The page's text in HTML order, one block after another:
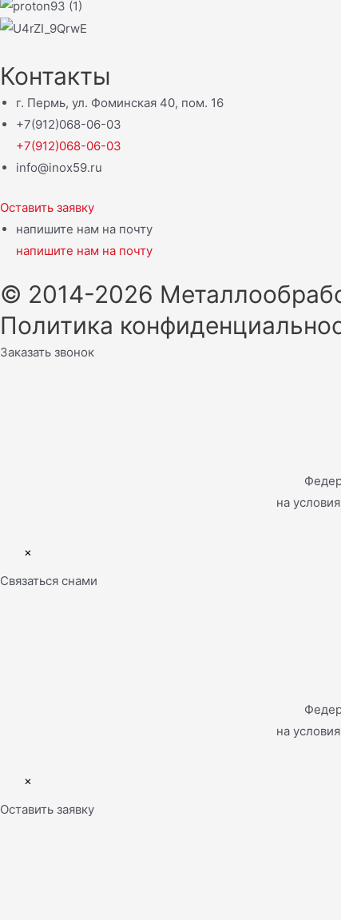
Контакты
г. Пермь, ул. Фоминская 40, пом. 16
+7(912)068-06-03
+7(912)068-06-03
info@inox59.ru
Оставить заявку
напишите нам на почту
напишите нам на почту
© 2014-2026
Политика
Заказать звонок
на
×
Связаться снами
на
×
Оставить заявку